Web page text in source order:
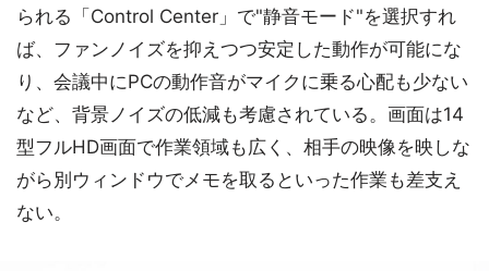
られる「Control Center」で"静音モード"を選択すれ
ば、ファンノイズを抑えつつ安定した動作が可能にな
り、会議中にPCの動作音がマイクに乗る心配も少ない
など、背景ノイズの低減も考慮されている。画面は14
型フルHD画面で作業領域も広く、相手の映像を映しな
がら別ウィンドウでメモを取るといった作業も差支え
ない。